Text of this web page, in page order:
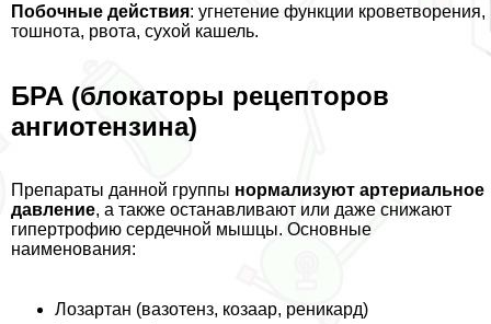
Побочные действия: угнетение функции кроветворения,
тошнота, рвота, сухой кашель.
БРА (блокаторы рецепторов
ангиотензина)
Препараты данной группы нормализуют артериальное
давление, а также останавливают или даже снижают
гипертрофию сердечной мышцы. Основные
наименования:
Лозартан (вазотенз, козаар, реникард)